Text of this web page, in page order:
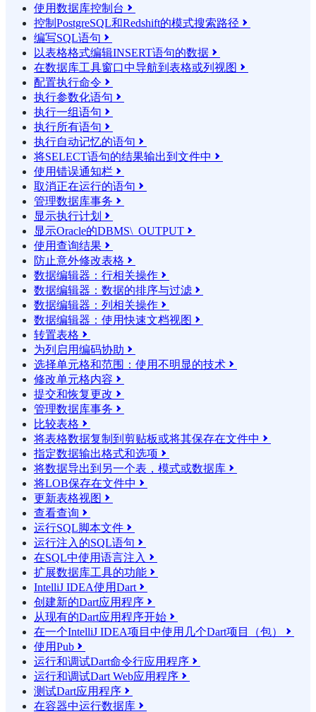
使用数据库控制台 
控制PostgreSQL和Redshift的模式搜索路径 
编写SQL语句 
以表格格式编辑INSERT语句的数据 
在数据库工具窗口中导航到表格或列视图 
配置执行命令 
执行参数化语句 
执行一组语句 
执行所有语句 
执行自动记忆的语句 
将SELECT语句的结果输​​出到文件中 
使用错误通知栏 
取消正在运行的语句 
管理数据库事务 
显示执行计划 
显示Oracle的DBMS\_OUTPUT 
使用查询结果 
防止意外修改表格 
数据编辑器：行相关操作 
数据编辑器：数据的排序与过滤 
数据编辑器：列相关操作 
数据编辑器：使用快速文档视图 
转置表格 
为列启用编码协助 
选择单元格和范围：使用不明显的技术 
修改单元格内容 
提交和恢复更改 
管理数据库事务 
比较表格 
将表格数据复制到剪贴板或将其保存在文件中 
指定数据输出格式和选项 
将数据导出到另一个表，模式或数据库 
将LOB保存在文件中 
更新表格视图 
查看查询 
运行SQL脚本文件 
运行注入的SQL语句 
在SQL中使用语言注入 
扩展数据库工具的功能 
IntelliJ IDEA使用Dart 
创建新的Dart应用程序 
从现有的Dart应用程序开始 
在一个IntelliJ IDEA项目中使用几个Dart项目（包） 
使用Pub 
运行和调试Dart命令行应用程序 
运行和调试Dart Web应用程序 
测试Dart应用程序 
在容器中运行数据库 